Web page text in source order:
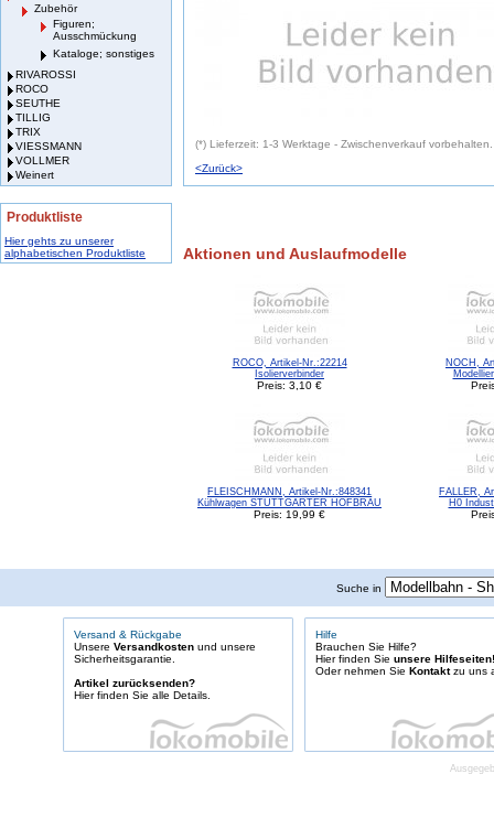
Zubehör
Figuren;
Ausschmückung
Kataloge; sonstiges
RIVAROSSI
ROCO
SEUTHE
TILLIG
TRIX
VIESSMANN
VOLLMER
Weinert
Produktliste
Hier gehts zu unserer
alphabetischen Produktliste
(*) Lieferzeit: 1-3 Werktage - Zwischenverkauf vorbehalten.
<Zurück>
Aktionen und Auslaufmodelle
ROCO, Artikel-Nr.:22214
Isolierverbinder
Preis: 3,10 €
NOCH,
FLEISCHMANN, Artikel-Nr.:848341
Kühlwagen STUTTGARTER HOFBRÄU
Preis: 19,99 €
FALLER,
H0
Suche in
Versand & Rückgabe
Unsere Versandkosten und unsere
Sicherheitsgarantie.
Artikel zurücksenden?
Hier finden Sie alle Details.
Hilfe
Brauchen Sie Hilfe?
Hier finden Sie unsere Hilfeseiten!
Oder nehmen Sie Kontaktzu uns